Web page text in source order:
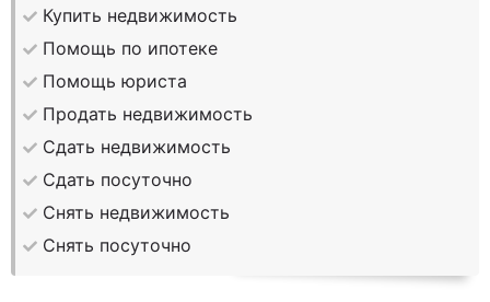
Купить недвижимость
Помощь по ипотеке
Помощь юриста
Продать недвижимость
Сдать недвижимость
Сдать посуточно
Снять недвижимость
Снять посуточно